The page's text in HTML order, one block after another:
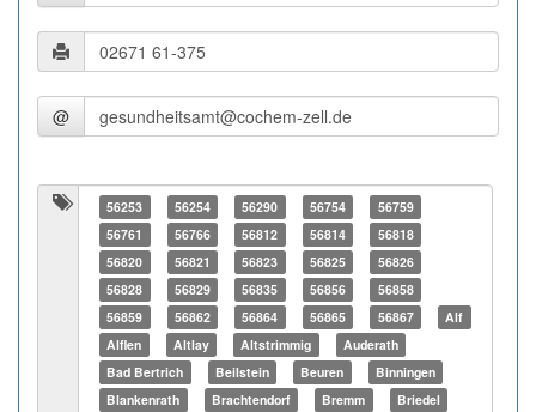
@
56253 56254 56290 56754
56759
56761
56766 56812 56814
56818
56820
56821 56823 56825
56826
56828
56829 56835 56856
56858
56859
56862 56864 56865 56867
Alf
Alflen
Altlay Altstrimmig
Auderath
Bad Bertrich
Beilstein Beuren
Binningen
Blankenrath
Brachtendorf Bremm Briedel